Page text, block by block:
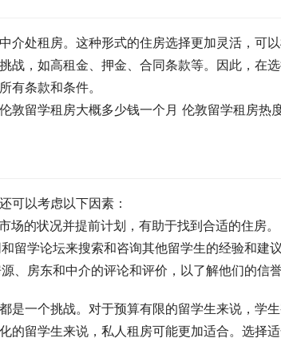
介处租房。这种形式的住房选择更加灵活，可
战，如高租金、押金、合同条款等。因此，在
有条款和条件。
可以考虑以下因素：
场的状况并提前计划，有助于找到合适的住房。
留学论坛来搜索和咨询其他留学生的经验和建
、房东和中介的评论和评价，以了解他们的信誉
是一个挑战。对于预算有限的留学生来说，学
的留学生来说，私人租房可能更加适合。选择